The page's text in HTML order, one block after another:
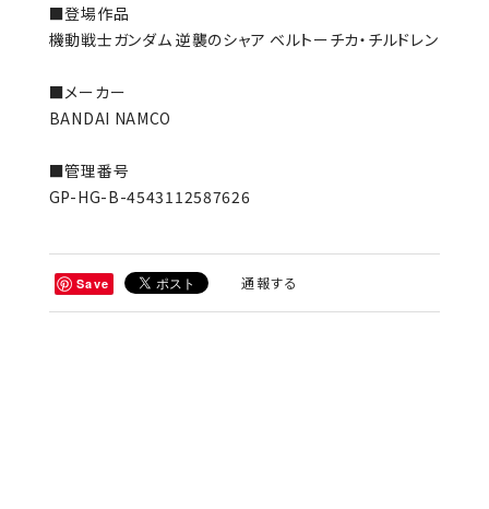
■登場作品
機動戦士ガンダム 逆襲のシャア ベルトーチカ・チルドレン
■メーカー
BANDAI NAMCO
■管理番号
GP-HG-B-4543112587626
Save 通報する